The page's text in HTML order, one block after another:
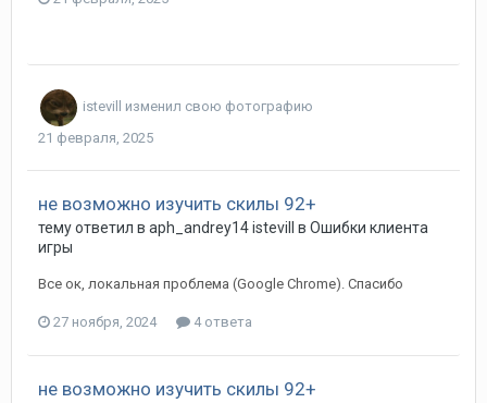
istevill
изменил свою фотографию
21 февраля, 2025
не возможно изучить скилы 92+
тему ответил в aph_andrey14istevill в Ошибки клиента
игры
Все ок, локальная проблема (Google Chrome). Спасибо
27 ноября, 2024 4 ответа
не возможно изучить скилы 92+